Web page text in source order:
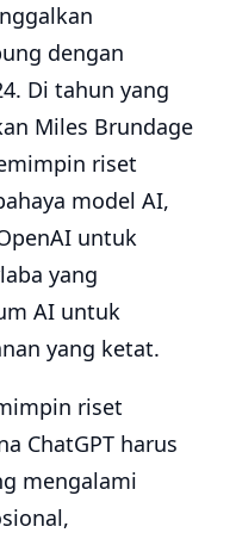
dengan
Di tahun yang
Miles Brundage
riset
model AI,
untuk
yang
AI untuk
yang ketat.
riset
ChatGPT harus
mengalami